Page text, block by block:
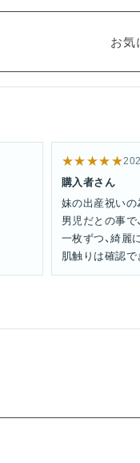
★★★★★
購入者さん
妹の出産祝いの
男児だとの事で
一枚ずつ、綺麗
肌触りは確認で
フワフワしてい
は少してこずり